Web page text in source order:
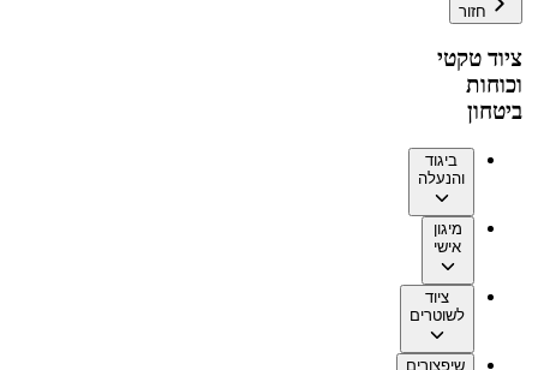
חזור
ציוד טקטי
וכוחות
ביטחון
ביגוד
והנעלה
מיגון
אישי
ציוד
לשוטרים
שיפצורים